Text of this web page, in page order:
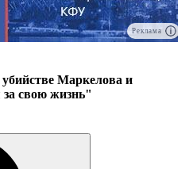
Реклама
Маркелова и
за свою жизнь"